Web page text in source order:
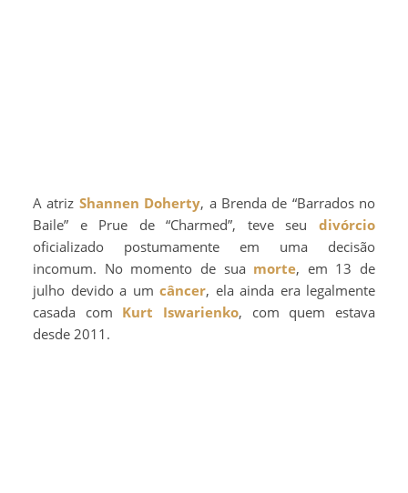
A atriz Shannen Doherty, a Brenda de “Barrados no
Baile” e Prue de “Charmed”, teve seu divórcio
oficializado postumamente em uma decisão
incomum. No momento de sua morte, em 13 de
julho devido a um câncer, ela ainda era legalmente
casada com Kurt Iswarienko, com quem estava
desde 2011.